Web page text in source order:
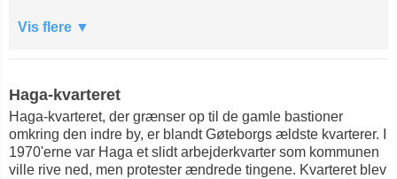
Vis flere
Haga-kvarteret
Haga-kvarteret, der grænser op til de gamle bastioner
omkring den indre by, er blandt Gøteborgs ældste kvarterer. I
1970'erne var Haga et slidt arbejderkvarter som kommunen
ville rive ned, men protester ændrede tingene. Kvarteret blev